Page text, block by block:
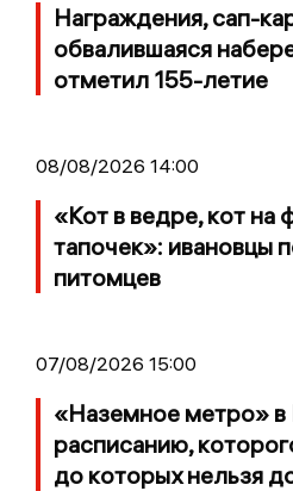
Награждения, сап-
обвалившаяся
отметил 155-летие
08/08/2026 14:00
«Кот в ведре, кот на
тапочек»: ивановцы
питомцев
07/08/2026 15:00
«Наземное метро» в
расписанию,
до которых нельзя